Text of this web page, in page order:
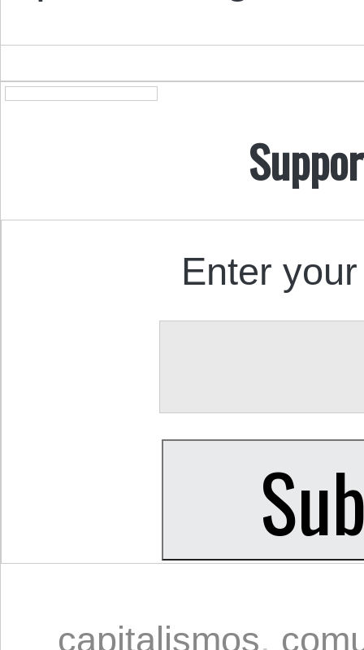
Enter
capitalismos,